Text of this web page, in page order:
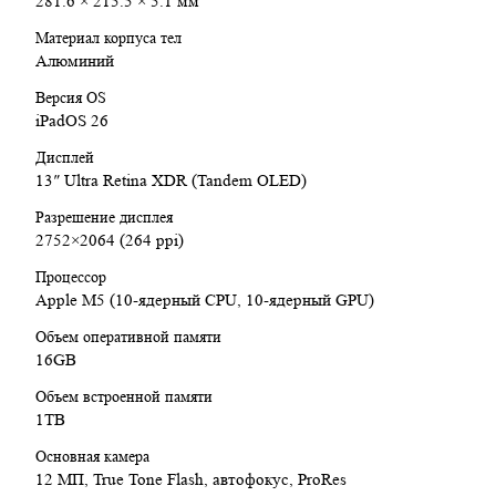
GPU, 16‑ядерный Neural Engine
Интеграция ИИ прямо в систему: генерация
действия — всё работает локально и с Private Cloud
Compute.
Дисплей Ultra Retina XDR на OLED: Яркость до 1600
нит, контраст 2 000 000:1, P3-цвет, ProMotion 120 Гц —
идеально для креативных задач.
iPadOS 26 и новый оконный интерфейс: Мощная
многозадачность: работа с несколькими приложениями,
Поддержка Apple Pencil Pro и Magic Keyboard:
Продвинутое рисование, редактирование и набор текста
— планшет превращается в ноутбук.
Съёмка и монтаж ProRes прямо на iPad: 12 МП основная
камера, LiDAR, четыре микрофона и поддержка 4K
ProRes делают iPad настоящей мобильной студией.
Wi‑Fi 7, Bluetooth 6 и Thunderbolt/USB4 с поддержкой
Ультратонкий и лёгкий корпус: Меньше 600 г, толщина
всего 5.1 мм — один из самых портативных
Материал корпуса тел
Алюминий
Версия OS
iPadOS 26
Дисплей
13″ Ultra Retina XDR (Tandem OLED)
Разрешение дисплея
2752×2064 (264 ppi)
Процессор
Apple M5 (10‑ядерный CPU, 10‑ядерный GPU)
Объем оперативной памяти
16GB
Объем встроенной памяти
1TB
Основная камера
12 МП, True Tone Flash, автофокус, ProRes